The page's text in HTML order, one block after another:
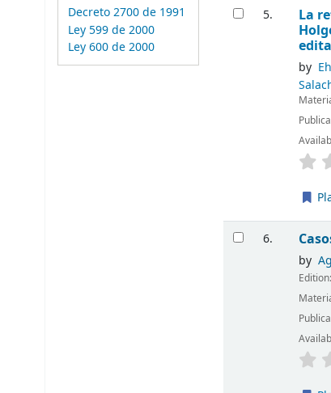
Decreto 2700 de 1991
Ley 599 de 2000
Ley 600 de 2000
5. La
by
6.
by